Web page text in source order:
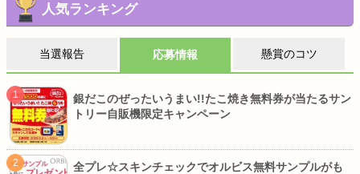
人気ランキング
当選報告 応募情報 懸賞のコツ
銀だこのぜったいうまい!!たこ焼き無料券が当たるサン
トリー自販機限定キャンペーン
全プレ☆スキンチェックでオルビス無料サンプルがも